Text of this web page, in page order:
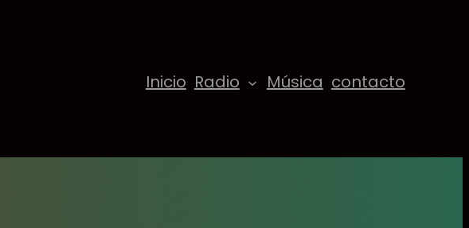
Inicio Radio Música contacto